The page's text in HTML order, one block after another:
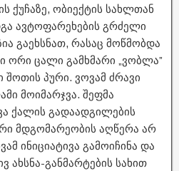
ქუჩაზე, ობიექტის სახლთან
ავტოფარეხების გრძელი
გაეხსნათ, რასაც მოწმობდა
ორი ცალი გამხმარი „ვობლა”
შოთის პური. ვოვამ ძრავი
მოიმარჯვა. შეფმა
ქალის გადაადგილების
მდგომარეობის აღწერა არ
ინიციატივა გამოიჩინა და
ახსნა-განმარტების სახით